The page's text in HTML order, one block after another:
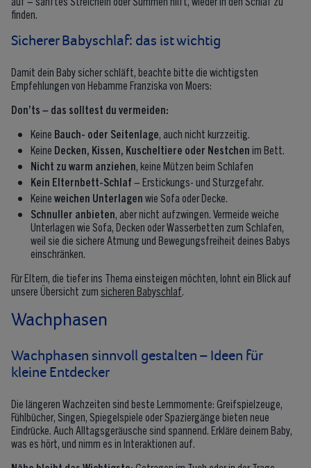
finden.
Sicherer Babyschlaf: das ist wichtig
Damit dein Baby sicher schläft, beachte bitte die wichtigsten
Empfehlungen von Hebamme Franziska von Moers:
Don’ts – das solltest du vermeiden:
Keine Bauch- oder Seitenlage , auch nicht kurzzeitig.
Keine Decken, Kissen, Kuscheltiere oder Nestchen im Bett.
Nicht zu warm anziehen , keine Mützen beim Schlafen
Kein Elternbett-Schlaf – Erstickungs- und Sturzgefahr.
Keine weichen Unterlagen wie Sofa oder Decke.
Schnuller anbieten , aber nicht aufzwingen. Vermeide weiche
Unterlagen wie Sofa, Decken oder Wasserbetten zum Schlafen,
weil sie die sichere Atmung und Bewegungsfreiheit deines Babys
einschränken.
Für Eltern, die tiefer ins Thema einsteigen möchten, lohnt ein Blick auf
unsere Übersicht zum sicheren Babyschlaf
Wachphasen
Wachphasen sinnvoll gestalten – Ideen für
kleine Entdecker
Die längeren Wachzeiten sind beste Lernmomente: Greifspielzeuge,
Fühlbücher, Singen, Spiegelspiele oder Spaziergänge bieten neue
Eindrücke. Auch Alltagsgeräusche sind spannend. Erkläre deinem Baby,
was es hört, und nimm es in Interaktionen auf.